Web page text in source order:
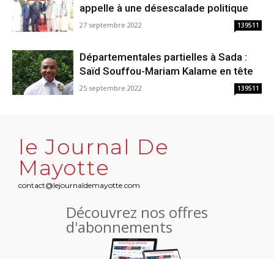
appelle à une désescalade politique
27 septembre 2022 139511
Départementales partielles à Sada :
Saïd Souffou-Mariam Kalame en tête
25 septembre 2022 139511
le Journal De
Mayotte
contact@lejournaldemayotte.com
Découvrez nos offres
d'abonnements